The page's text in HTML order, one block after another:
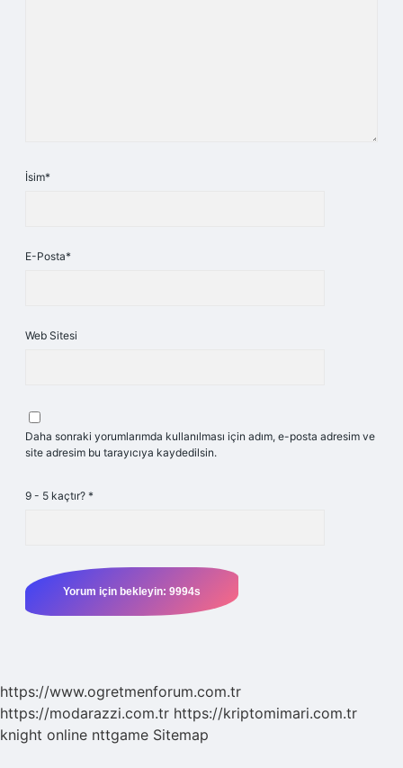
İsim*
E-Posta*
Web Sitesi
Daha sonraki yorumlarımda kullanılması için adım, e-posta adresim ve
site adresim bu tarayıcıya kaydedilsin.
9 - 5 kaçtır? *
https://www.ogretmenforum.com.tr
https://modarazzi.com.tr https://kriptomimari.com.tr
knight online nttgame Sitemap